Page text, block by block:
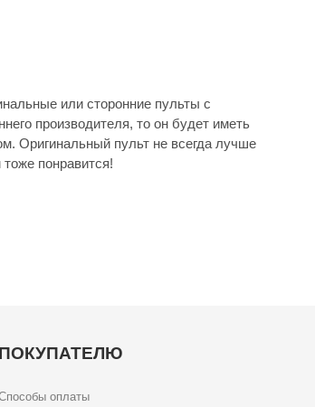
или сторонние пульты с
производителя, то он будет иметь
Оригинальный пульт не всегда лучше
понравится!
ПОКУПАТЕЛЮ
оплаты